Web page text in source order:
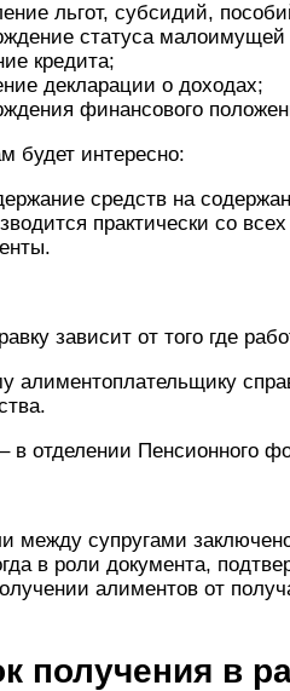
льгот, субсидий,
статуса
кредита;
декларации о доходах;
финансового
будет интересно:
средств на
практически со
зависит от того где
алиментоплательщику
в отделении Пенсионного
супругами
в роли документа,
алиментов от
получения в